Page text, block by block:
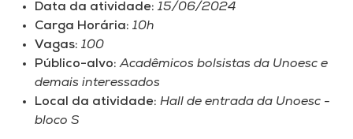
Data da atividade: 15/06/2024
Carga Horária: 10h
Vagas: 100
Público-alvo: Acadêmicos bolsistas da Unoesc e
demais interessados
Local da atividade: Hall de entrada da Unoesc -
bloco S